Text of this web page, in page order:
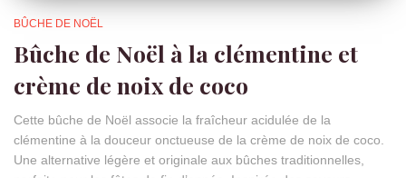
BÛCHE DE NOËL
Bûche de Noël à la clémentine et
crème de noix de coco
Cette bûche de Noël associe la fraîcheur acidulée de la
clémentine à la douceur onctueuse de la crème de noix de coco.
Une alternative légère et originale aux bûches traditionnelles,